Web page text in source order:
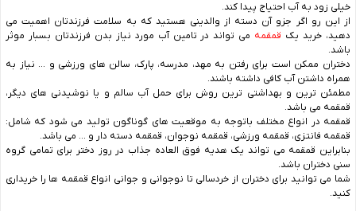
خیلی زود به آب احتیاج پیدا کند.
از این رو اگر جزو آن دسته از والدینی هستید که به سلامت فرزندتان اهمیت می
دهید، خرید یک قمقمه می تواند در تامین آب مورد نیاز بدن فرزندتان بسبار موثر
باشد.
دختران ممکن است برای رفتن به مهد، مدرسه، پارک، سالن های ورزشی و … نیاز به
همراه داشتن آب کافی داشته باشند‌‌.
مطمئن ترین و بهداشتی ترین روش برای حمل آب سالم و یا نوشیدنی های دیگر،
قمقمه می باشد.
قمقمه در انواع مختلف باتوجه به موقعیت های گوناگون تولید می‌ شود که شامل:
قمقمه فانتزی، قمقمه ورزشی، قمقمه نوجوان، قمقمه دسته دار و ..‌. می باشد.
بنابراین قمقمه می تواند یک هدیه فوق العاده جذاب در روز دختر برای تمامی گروه
سنی دختران باشد.
شما می توانید برای دختران از خردسالی تا نوجوانی و جوانی انواع قمقمه ها را خریداری
کنید.